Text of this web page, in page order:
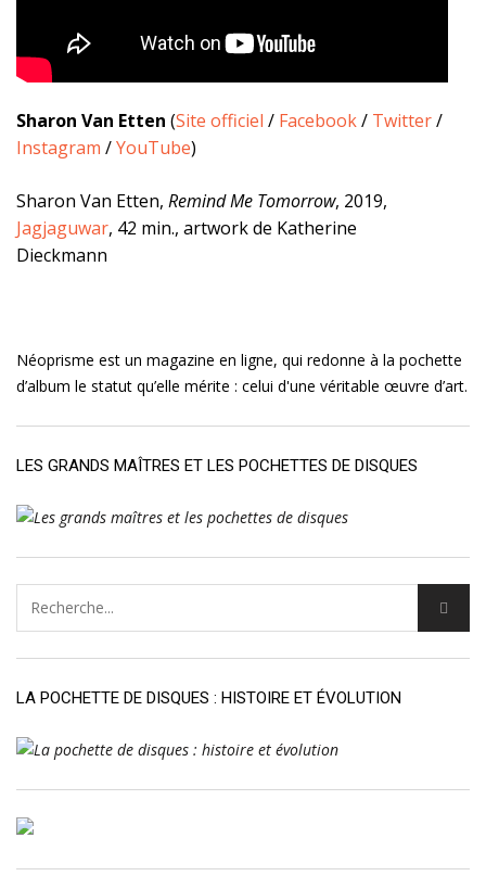
Sharon Van Etten (Site officiel / Facebook/ Twitter/
Instagram /YouTube)
Sharon Van Etten, Remind Me Tomorrow, 2019,
Jagjaguwar, 42 min., artwork de Katherine
Dieckmann
Néoprisme est un magazine en ligne, qui redonne à la pochette
d’album le statut qu’elle mérite : celui d'une véritable œuvre d’art.
LES GRANDS MAÎTRES ET LES POCHETTES DE DISQUES
LA POCHETTE DE DISQUES : HISTOIRE ET ÉVOLUTION